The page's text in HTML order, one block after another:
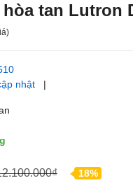
tan Lutron
nhật |
18%